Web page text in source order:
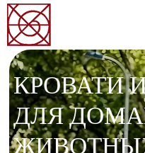
КРОВАТИ
ДЛЯ